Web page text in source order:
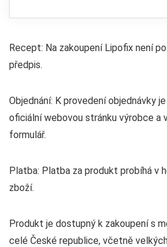
Recept: Na zakoupení Lipofix není
předpis.
Objednání: K provedení objednávky
oficiální webovou stránku výrobce a
formulář.
Platba: Platba za produkt probíhá v
zboží.
Produkt je dostupný k zakoupení s
celé České republice, včetně